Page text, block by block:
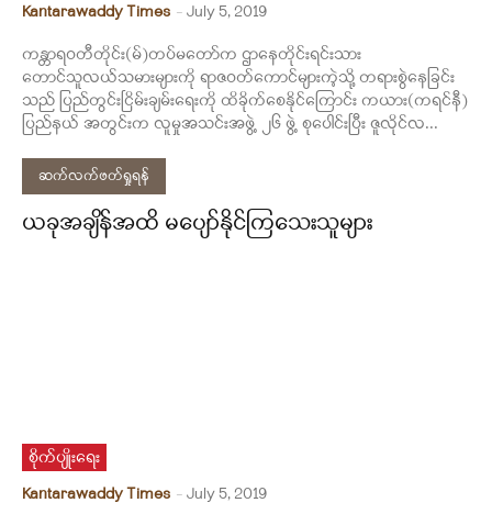
Kantarawaddy Times - July 5, 2019
ကန္တာရဝတီတိုင်း(မ်)တပ်မတော်က ဌာနေတိုင်းရင်းသား
တောင်သူလယ်သမားများကို ရာဇဝတ်ကောင်များကဲ့သို့ တရားစွဲနေခြင်း
သည် ပြည်တွင်းငြိမ်းချမ်းရေးကို ထိခိုက်စေနိုင်ကြောင်း ကယား(ကရင်နီ)
ပြည်နယ် အတွင်းက လူမှုအသင်းအဖွဲ့ ၂၆ ဖွဲ့ စုပေါင်းပြီး ဇူလိုင်လ...
ဆက်လက်ဖတ်ရှုရန်
ယခုအချိန်အထိ မပျော်နိုင်ကြသေးသူများ
စိုက်ပျိုးရေး
Kantarawaddy Times - July 5, 2019